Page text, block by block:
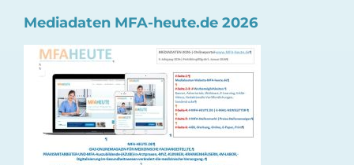
Mediadaten MFA-heute.de 2026